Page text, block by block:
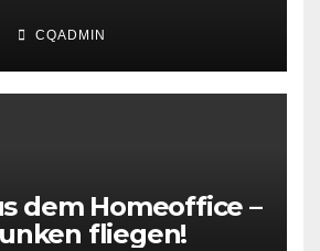
CQADMIN
dem Homeoffice –
fliegen!